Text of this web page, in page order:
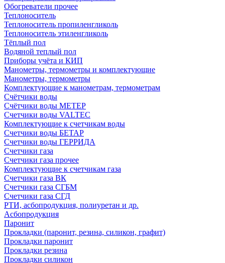
Обогреватели прочее
Теплоноситель
Теплоноситель пропиленгликоль
Теплоноситель этиленгликоль
Тёплый пол
Водяной теплый пол
Приборы учёта и КИП
Манометры, термометры и комплектующие
Манометры, термометры
Комплектующие к манометрам, термометрам
Счётчики воды
Счётчики воды МЕТЕР
Счетчики воды VALTEC
Комплектующие к счетчикам воды
Счетчики воды БЕТАР
Счетчики воды ГЕРРИДА
Счетчики газа
Счетчики газа прочее
Комплектующие к счетчикам газа
Счетчики газа ВК
Счетчики газа СГБМ
Счетчики газа СГД
РТИ, асбопродукция, полиуретан и др.
Асбопродукция
Паронит
Прокладки (паронит, резина, силикон, графит)
Прокладки паронит
Прокладки резина
Прокладки силикон